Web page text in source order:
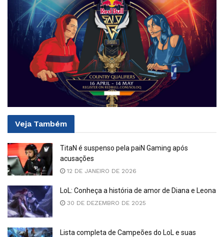
Veja Também
TitaN é suspenso pela paiN Gaming após
acusações
12 DE JANEIRO DE 2026
LoL: Conheça a história de amor de Diana e Leona
30 DE DEZEMBRO DE 2025
Lista completa de Campeões do LoL e suas